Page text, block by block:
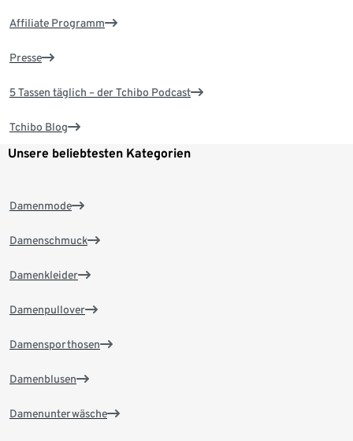
Affiliate Programm
Presse
5 Tassen täglich – der Tchibo Podcast
Tchibo Blog
Unsere beliebtesten Kategorien
Damenmode
Damenschmuck
Damenkleider
Damenpullover
Damensporthosen
Damenblusen
Damenunterwäsche